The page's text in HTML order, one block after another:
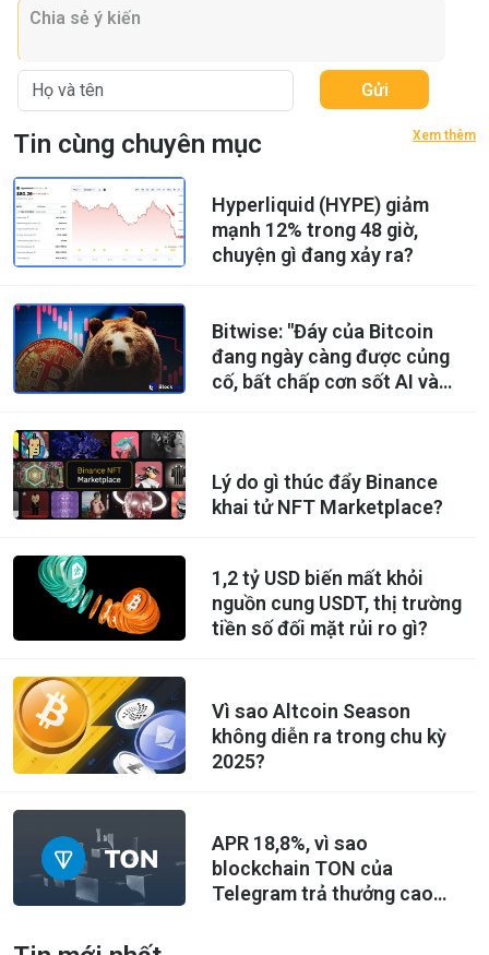
Gửi
Tin cùng chuyên mục Xem thêm
Hyperliquid (HYPE) giảm
mạnh 12% trong 48 giờ,
chuyện gì đang xảy ra?
Bitwise: "Đáy của Bitcoin
đang ngày càng được củng
cố, bất chấp cơn sốt AI và
Lý do gì thúc đẩy Binance
khai tử NFT Marketplace?
1,2 tỷ USD biến mất khỏi
nguồn cung USDT, thị trường
tiền số đối mặt rủi ro gì?
Vì sao Altcoin Season
không diễn ra trong chu kỳ
2025?
APR 18,8%, vì sao
blockchain TON của
Telegram trả thưởng cao